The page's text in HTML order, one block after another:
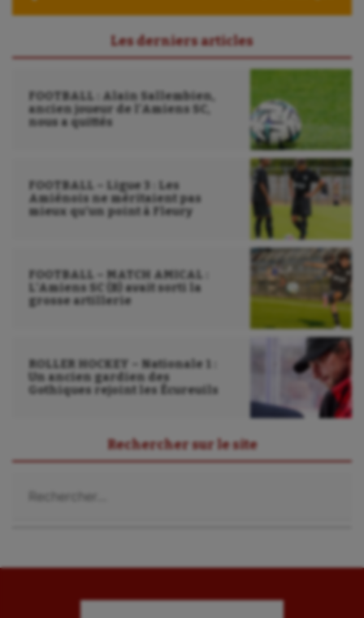
Les derniers articles
FOOTBALL : Alain Sallembien,
ancien joueur de l’Amiens SC,
nous a quittés
FOOTBALL – Ligue 3 : Les
Amiénois ne méritaient pas
mieux qu’un point à Fleury
FOOTBALL – MATCH AMICAL :
L’Amiens SC (B) avait sorti la
grosse artillerie
ROLLER HOCKEY – Nationale 1 :
Un ancien gardien des
Gothiques rejoint les Écureuils
Rechercher sur le site